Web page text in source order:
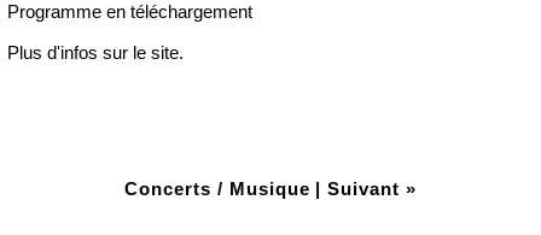
Programme en téléchargement
Plus d'infos sur le site.
Concerts / Musique | Suivant »